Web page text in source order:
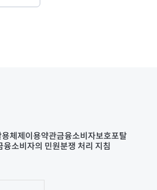
체제 이용약관금융소비자보호포탈
융소비자의 민원분쟁 처리 지침